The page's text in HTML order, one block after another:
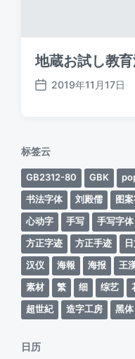
地蔵お試し教
发
2019年11月17日
标签云
GB2312-80 GBK
书法字体
刘殿儒 图
心动字
手写 手写字体
方正字迹
方正手迹
汉仪
海報 海报 王
素材
繁 细 综艺
超世紀
造字工房 黑体
日历